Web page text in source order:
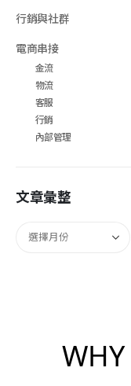
行銷與社群
電商串接
金流
物流
客服
行銷
內部管理
文章彙整
WHY